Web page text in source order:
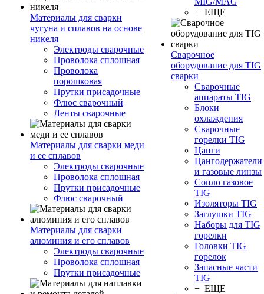
Материалы для сварки
чугуна и сплавов на основе
никеля
Электроды сварочные
Проволока сплошная
Проволока
порошковая
Прутки присадочные
Флюс сварочный
Ленты сварочные
Материалы для сварки меди
и ее сплавов
Электроды сварочные
Проволока сплошная
Прутки присадочные
Флюс сварочный
Материалы для сварки
алюминия и его сплавов
Электроды сварочные
Проволока сплошная
Прутки присадочные
+ ЕЩЕ
Сварочное
оборудование для TIG
сварки
Сварочные
аппараты TIG
Блоки
охлаждения
Сварочные
горелки TIG
Цанги
Цангодержатели
и газовые линзы
Сопло газовое
TIG
Изоляторы TIG
Заглушки TIG
Наборы для TIG
горелки
Головки TIG
горелок
Запасные части
TIG
+ ЕЩЕ